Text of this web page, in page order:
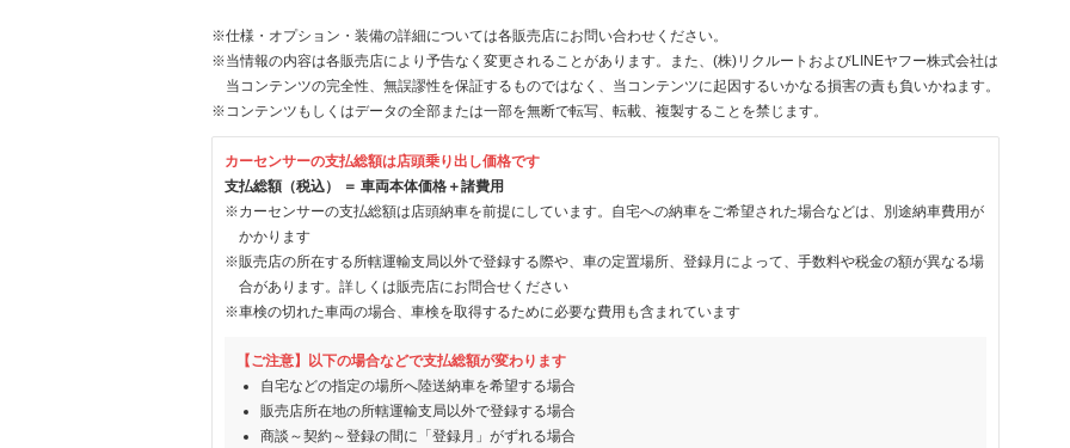
※仕様・オプション・装備の詳細については各販売店にお問い合わせください。
※当情報の内容は各販売店により予告なく変更されることがあります。また、(株)リクルートおよびLINEヤフー株式会社は
当コンテンツの完全性、無誤謬性を保証するものではなく、当コンテンツに起因するいかなる損害の責も負いかねます。
※コンテンツもしくはデータの全部または一部を無断で転写、転載、複製することを禁じます。
カーセンサーの支払総額は店頭乗り出し価格です
支払総額（税込） ＝ 車両本体価格＋諸費用
※カーセンサーの支払総額は店頭納車を前提にしています。自宅への納車をご希望された場合などは、別途納車費用が
かかります
※販売店の所在する所轄運輸支局以外で登録する際や、車の定置場所、登録月によって、手数料や税金の額が異なる場
合があります。詳しくは販売店にお問合せください
※車検の切れた車両の場合、車検を取得するために必要な費用も含まれています
【ご注意】以下の場合などで支払総額が変わります
自宅などの指定の場所へ陸送納車を希望する場合
販売店所在地の所轄運輸支局以外で登録する場合
商談～契約～登録の間に「登録月」がずれる場合